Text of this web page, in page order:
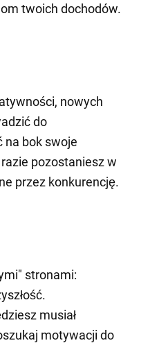
twoich dochodów.
nowych
do
na bok swoje
pozostaniesz w
przez konkurencję.
stronami:
musiał
motywacji do